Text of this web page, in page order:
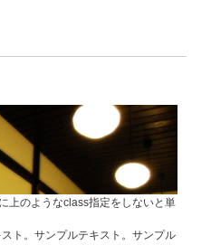
上のようなclass指定をしないと単
ト。サンプルテキスト。サンプル